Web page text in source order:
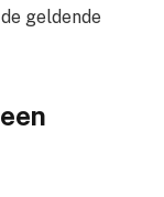
geldende